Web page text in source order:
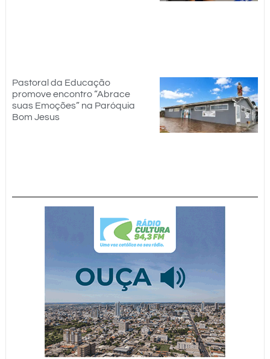
Pastoral da Educação
promove encontro “Abrace
suas Emoções” na Paróquia
Bom Jesus